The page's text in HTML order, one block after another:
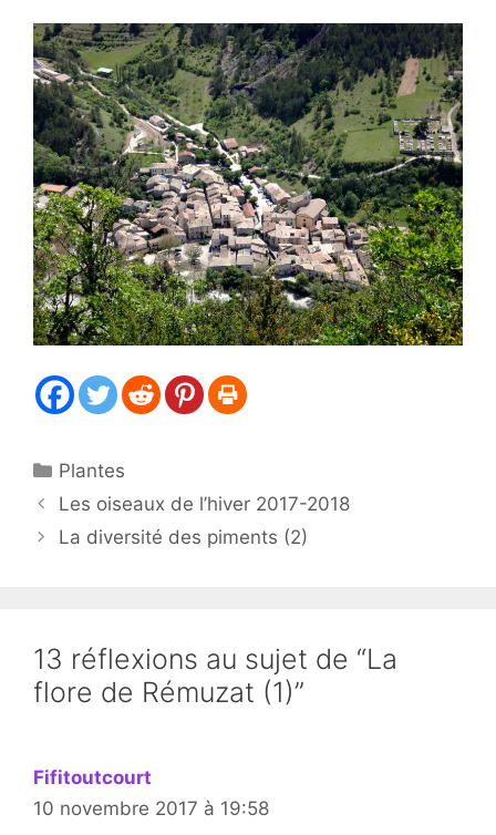
Catégories
Plantes
Les oiseaux de l’hiver 2017-2018
La diversité des piments (2)
13 réflexions au sujet de “La
flore de Rémuzat (1)”
Fifitoutcourt
10 novembre 2017 à 19:58